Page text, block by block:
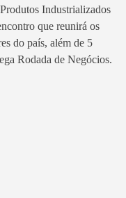
Industrializados
que reunirá os
do país, além de 5
Rodada de Negócios.